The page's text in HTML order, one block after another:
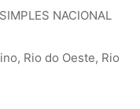
NACIONAL
Rio do Oeste, Rio